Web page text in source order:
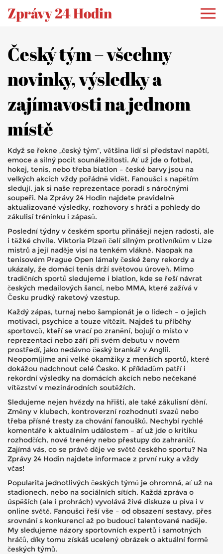
Zprávy 24 Hodin
Český tým – všechny
novinky, výsledky a
zajímavosti na jednom
místě
Když se řekne „český tým“, většina lidí si představí napětí,
emoce a silný pocit sounáležitosti. Ať už jde o fotbal,
hokej, tenis, nebo třeba biatlon – české barvy jsou na
velkých akcích vždy pořádně vidět. Fanoušci s napětím
sledují, jak si naše reprezentace poradí s náročnými
soupeři. Na Zprávy 24 Hodin najdete pravidelně
aktualizované výsledky, rozhovory s hráči a pohledy do
zákulisí tréninku i zápasů.
Poslední týdny v českém sportu přinášejí nejen radosti, ale
i těžké chvíle. Viktoria Plzeň čelí silným protivníkům v Lize
mistrů a její naděje visí na tenkém vlákně. Naopak na
tenisovém Prague Open lámaly české ženy rekordy a
ukázaly, že domácí tenis drží světovou úroveň. Mimo
tradičních sportů sledujeme i biatlon, kde se řeší návrat
českých medailových šancí, nebo MMA, které zažívá v
Česku prudký raketový vzestup.
Každý zápas, turnaj nebo šampionát je o lidech – o jejich
motivaci, psychice a touze vítězit. Najdeš tu příběhy
sportovců, kteří se vrací po zranění, bojují o místo v
reprezentaci nebo září při svém debutu v novém
prostředí, jako nedávno český brankář v Anglii.
Neopomíjíme ani velké okamžiky z menších sportů, které
dokážou nadchnout celé Česko. K příkladům patří i
rekordní výsledky na domácích akcích nebo nečekané
vítězství v mezinárodních soutěžích.
Sledujeme nejen hvězdy na hřišti, ale také zákulisní dění.
Změny v klubech, kontroverzní rozhodnutí svazů nebo
třeba přísné tresty za chování fanoušků. Nechybí rychlé
komentáře k aktuálním událostem – ať už jde o kritiku
rozhodčích, nové trenéry nebo přestupy do zahraničí.
Zajímá vás, co se právě děje ve světě českého sportu? Na
Zprávy 24 Hodin najdete informace z první ruky a vždy
včas!
Popularita jednotlivých českých týmů je ohromná, ať už na
stadionech, nebo na sociálních sítích. Každá zpráva o
úspěších (ale i prohrách) vyvolává živé diskuze u piva i v
online světě. Fanoušci řeší vše – od obsazení sestavy, přes
srovnání s konkurencí až po budoucí talentované naděje.
My sledujeme názory sportovních expertů i samotných
hráčů, díky tomu získáš ucelený obrázek o aktuální formě
českých týmů.